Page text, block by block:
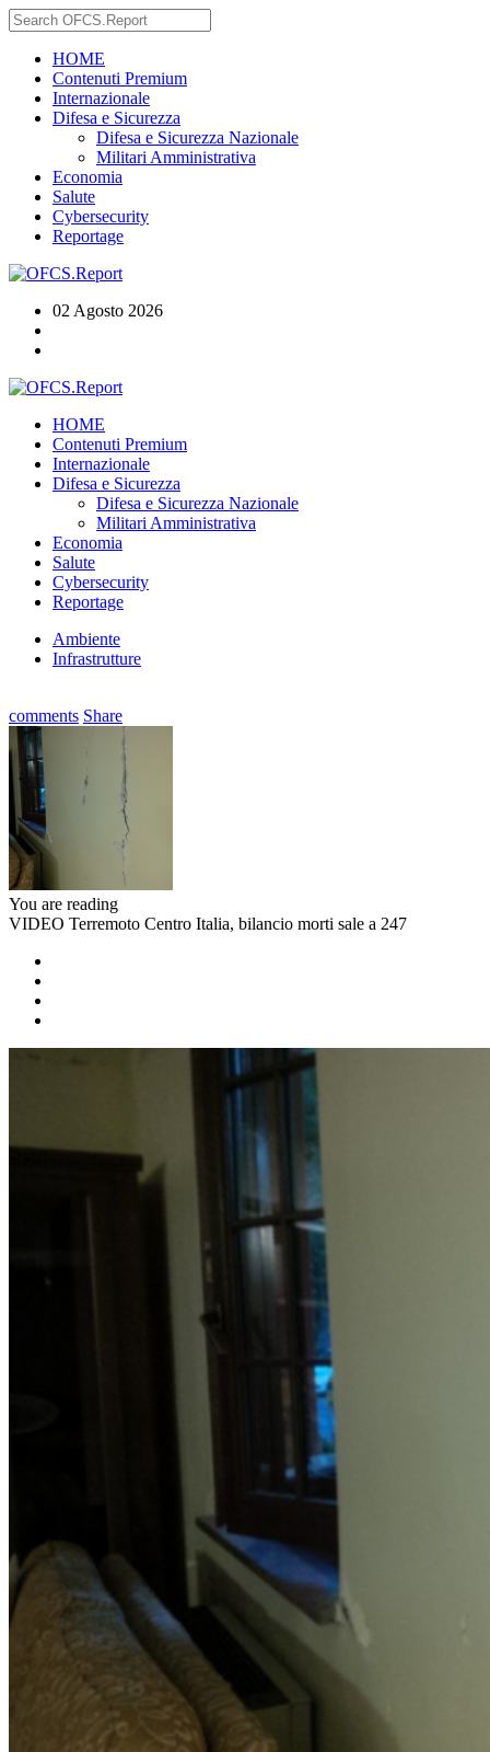
HOME
Contenuti Premium
Internazionale
Difesa e Sicurezza
Difesa e Sicurezza Nazionale
Militari Amministrativa
Economia
Salute
Cybersecurity
Reportage
02 Agosto 2026
HOME
Contenuti Premium
Internazionale
Difesa e Sicurezza
Difesa e Sicurezza Nazionale
Militari Amministrativa
Economia
Salute
Cybersecurity
Reportage
Ambiente
Infrastrutture
comments Share
You are reading
VIDEO Terremoto Centro Italia, bilancio morti sale a 247